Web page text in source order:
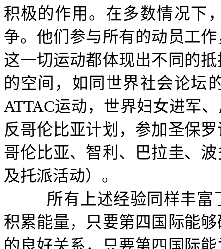
积极的作用。在多数情况下
争。他们参与所有的动员工
这一切运动都体现出不同的
的空间，如同世界社会论坛
ATTAC运动，世界妇女进军
反哥伦比亚计划，参加圣保
哥伦比亚、智利、巴拉圭、
及托派活动）。
所有上述经验同样丰
积累能量，只要第四国际能